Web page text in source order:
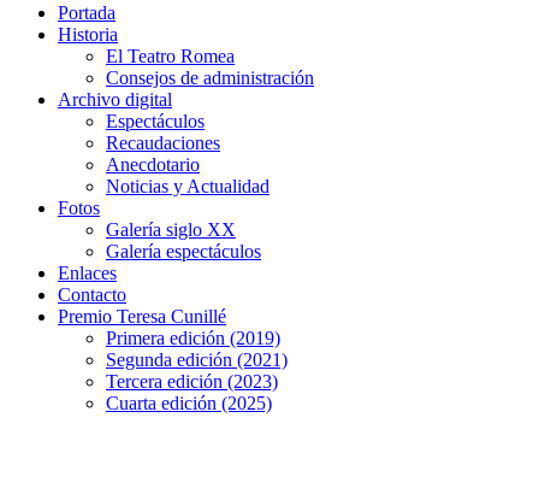
Portada
Historia
El Teatro Romea
Consejos de administración
Archivo digital
Espectáculos
Recaudaciones
Anecdotario
Noticias y Actualidad
Fotos
Galería siglo XX
Galería espectáculos
Enlaces
Contacto
Premio Teresa Cunillé
Primera edición (2019)
Segunda edición (2021)
Tercera edición (2023)
Cuarta edición (2025)